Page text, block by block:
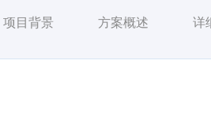
项目背景 方案概述 详